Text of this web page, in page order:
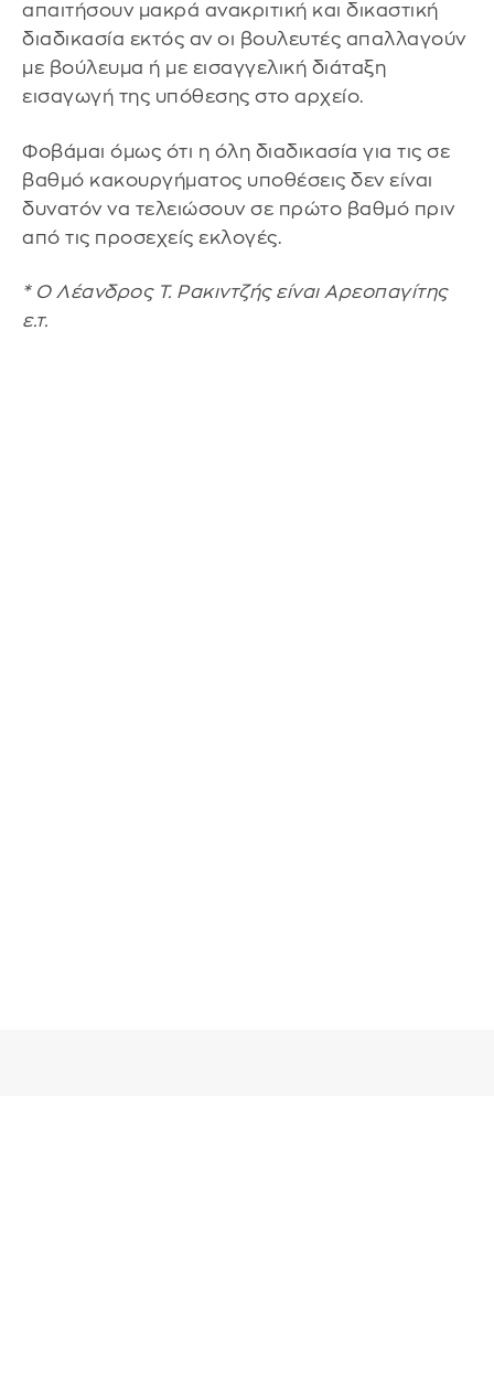
απαιτήσουν μακρά ανακριτική και δικαστική
διαδικασία εκτός αν οι βουλευτές απαλλαγούν
με βούλευμα ή με εισαγγελική διάταξη
εισαγωγή της υπόθεσης στο αρχείο.
Φοβάμαι όμως ότι η όλη διαδικασία για τις σε
βαθμό κακουργήματος υποθέσεις δεν είναι
δυνατόν να τελειώσουν σε πρώτο βαθμό πριν
από τις προσεχείς εκλογές.
* Ο Λέανδρος Τ. Ρακιντζής είναι Αρεοπαγίτης
ε.τ.